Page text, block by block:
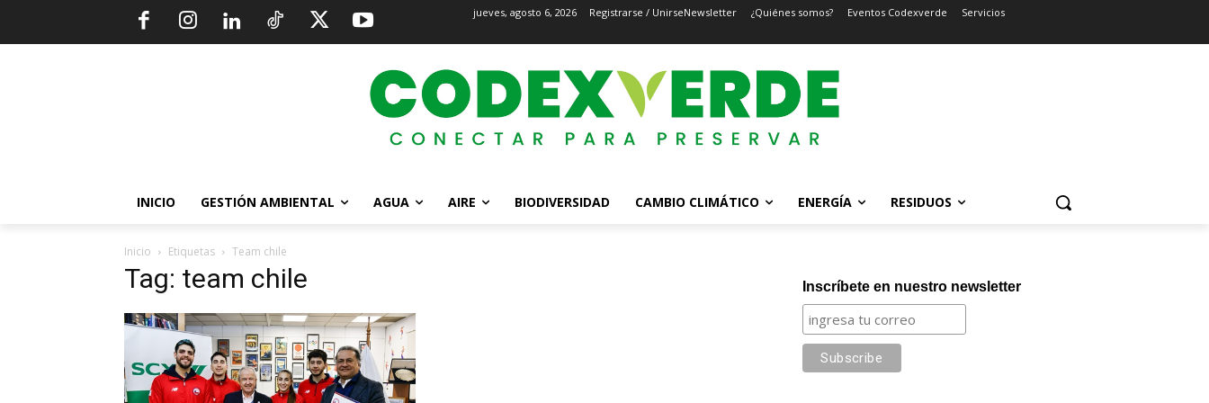
jueves, agosto 6, 2026 Registrarse / UnirseNewsletter ¿Quiénes somos? Eventos Codexverde Servicios
INICIO GESTIÓN AMBIENTAL AGUA AIRE BIODIVERSIDAD CAMBIO CLIMÁTICO ENERGÍA RESIDUOS
Inicio Etiquetas Team chile
Tag: team chile Inscríbete en nuestro newsletter